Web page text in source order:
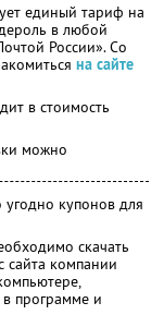
единый тариф на
в любой
России». Со
на сайте
в стоимость
можно
угодно купонов для
скачать
сайта компании
программе и